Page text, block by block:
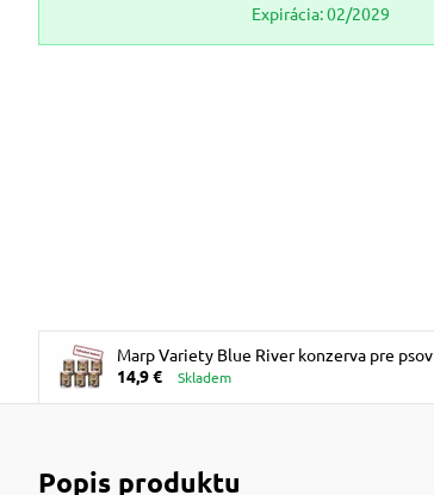
Expirácia: 02/2029
Marp Variety Blue River konzerva pre psov
6x400g
14,9 € Skladem
Popis produktu